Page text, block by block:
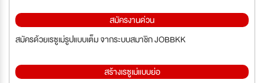
สมัครงานด่วน
สมัครด้วยเรซูเม่รูปแบบเต็ม จากระบบสมาชิก JOBBKK
สร้างเรซูเม่แบบย่อ